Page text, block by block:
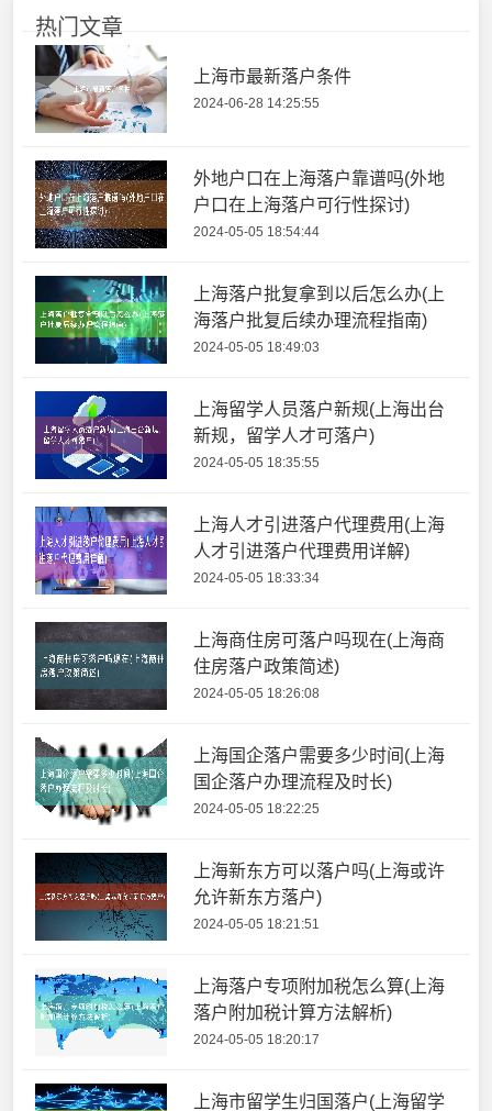
热门文章
上海市最新落户条件
2024-06-28 14:25:55
外地户口在上海落户靠谱吗(外地
户口在上海落户可行性探讨)
2024-05-05 18:54:44
上海落户批复拿到以后怎么办(上
海落户批复后续办理流程指南)
2024-05-05 18:49:03
上海留学人员落户新规(上海出台
新规，留学人才可落户)
2024-05-05 18:35:55
上海人才引进落户代理费用(上海
人才引进落户代理费用详解)
2024-05-05 18:33:34
上海商住房可落户吗现在(上海商
住房落户政策简述)
2024-05-05 18:26:08
上海国企落户需要多少时间(上海
国企落户办理流程及时长)
2024-05-05 18:22:25
上海新东方可以落户吗(上海或许
允许新东方落户)
2024-05-05 18:21:51
上海落户专项附加税怎么算(上海
落户附加税计算方法解析)
2024-05-05 18:20:17
上海市留学生归国落户(上海留学